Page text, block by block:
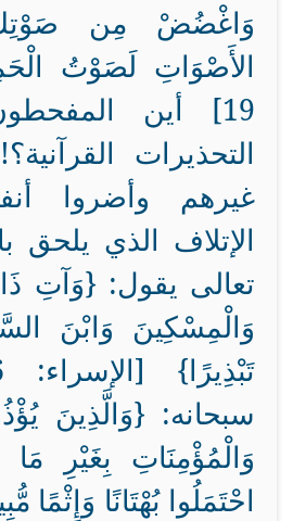
وَاغْضُضْ مِن
الأَصْوَاتِ لَصَوْتُ
19] أين
التحذيرات
غيرهم وأضروا
الإتلاف الذي يلحق
تعالى يقول: {وَآتِ
وَالْمِسْكِينَ وَابْنَ
سبحانه: {وَالَّذِينَ
وَالْمُؤْمِنَاتِ بِغَيْرِ مَا
احْتَمَلُوا بُهْتَانًا وَإِثْمًا